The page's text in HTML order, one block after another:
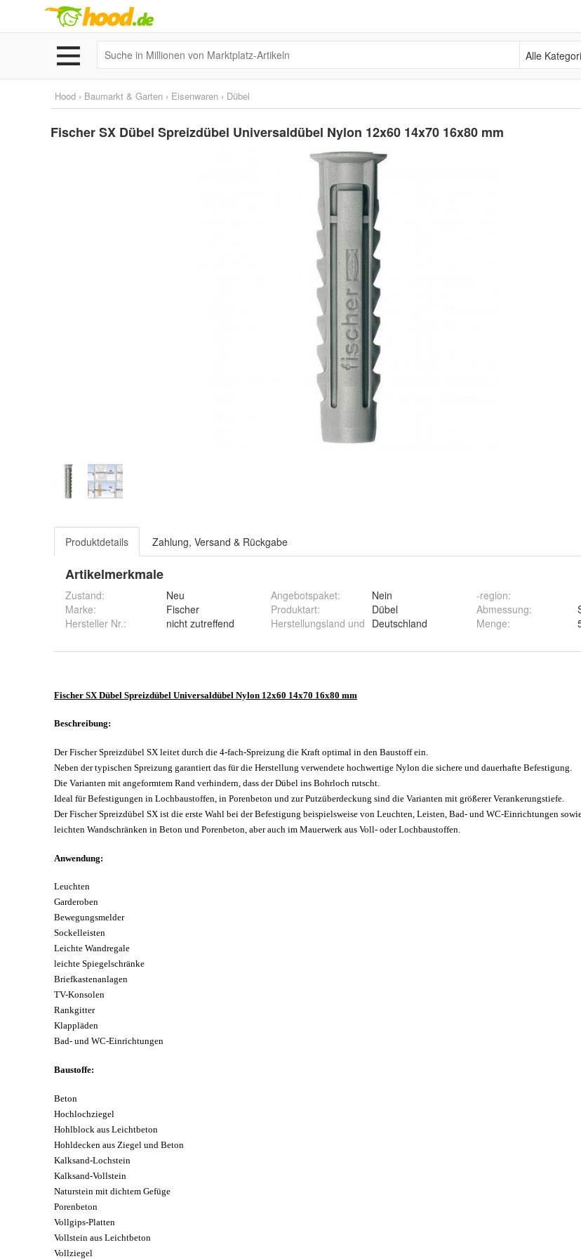
Alle Kategorien
Hood › Baumarkt & Garten › Eisenwaren › Dübel
Fischer SX Dübel Spreizdübel Universaldübel Nylon 12x60 14x70 16x80 mm
Produktdetails Zahlung, Versand & Rückgabe
Artikelmerkmale
Zustand:
Neu
Marke:
Fischer
Hersteller Nr.:
nicht zutreffend
Angebotspaket:
Nein
Produktart:
Dübel
Herstellungsland und
-region:
Deutschland
Abmessung:
Menge: